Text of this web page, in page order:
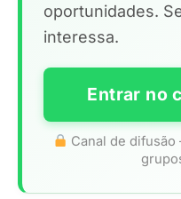
oportunidades.
interessa.
Entrar no
Canal de